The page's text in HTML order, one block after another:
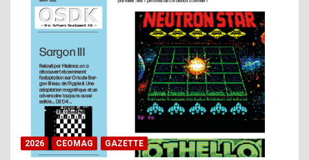
m
m
a
y
b
e
b
y
2026 CEOMAG GAZETTE